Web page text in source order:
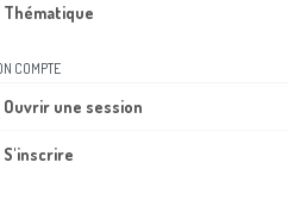
Thématique
COMPTE
Ouvrir une session
S'inscrire